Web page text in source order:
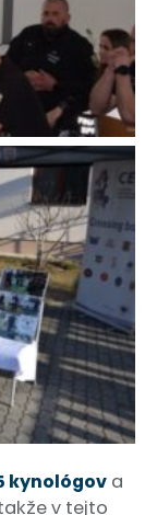
kynológov a
v tejto